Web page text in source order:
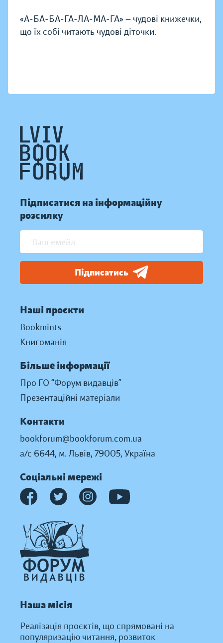
«А-БА-БА-ГА-ЛА-МА-ГА» — чудові книжечки,
що їх собі читають чудові діточки.
Підписатися на інформаційну
розсилку
Підписатись
Наші проєкти
Bookmints
Книгоманія
Більше інформації
Про ГО “Форум видавців”
Презентаційні матеріали
Контакти
bookforum@bookforum.com.ua
а/с 6644, м. Львів, 79005, Україна
Соціальні мережі
Наша місія
Реалізація проєктів, що спрямовані на
популяризацію читання, розвиток